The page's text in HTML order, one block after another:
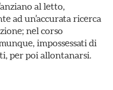
al letto,
ad un’accurata ricerca
nel corso
impossessati di
per poi allontanarsi.